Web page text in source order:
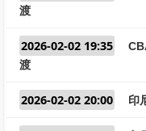
渡
2026-02-02 19:35
渡
2026-02-02 20:00 印